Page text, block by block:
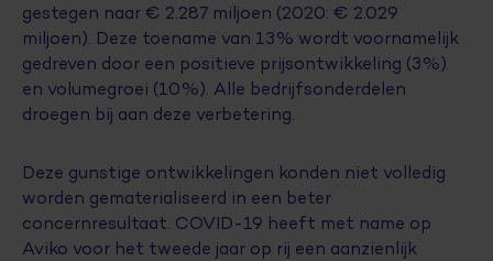
gestegen naar € 2.287 miljoen (2020: € 2.029
miljoen). Deze toename van 13% wordt voornamelijk
gedreven door een positieve prijsontwikkeling (3%)
en volumegroei (10%). Alle bedrijfsonderdelen
droegen bij aan deze verbetering.
Deze gunstige ontwikkelingen konden niet volledig
worden gematerialiseerd in een beter
concernresultaat. COVID-19 heeft met name op
Aviko voor het tweede jaar op rij een aanzienlijk